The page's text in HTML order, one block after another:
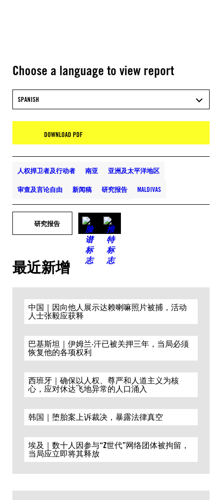
Choose a language to view report
SPANISH
DOWNLOAD PDF
人权捍卫者及行动者 南亚 亚洲及太平洋地区
审查及言论自由 新闻稿 研究报告 MALDIVAS
研究报告
最近新增
中国｜因向他人展示达赖喇嘛照片被捕，活动
人士张毅应获释
巴基斯坦｜伊姆兰·汗已被关押三年，当局必须
恢复他的各项权利
西班牙｜确保以人权、尊严和人道主义为核
心，应对休达飞地异常的人口涌入
韩国｜堕胎案上诉裁决，暴露法律真空
埃及｜数十人因参与“Z世代”网络团体被拘留，
当局应立即将其释放